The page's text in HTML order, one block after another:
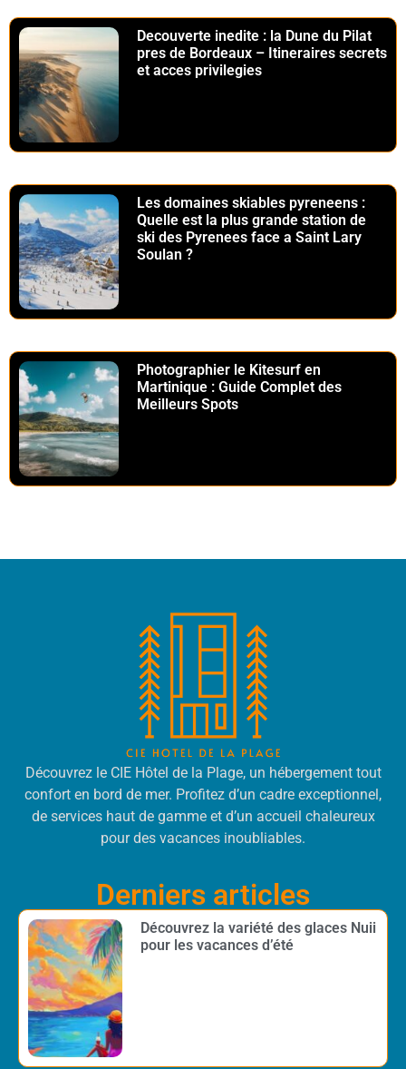
Decouverte inedite : la Dune du Pilat
pres de Bordeaux – Itineraires secrets
et acces privilegies
Les domaines skiables pyreneens :
Quelle est la plus grande station de
ski des Pyrenees face a Saint Lary
Soulan ?
Photographier le Kitesurf en
Martinique : Guide Complet des
Meilleurs Spots
Découvrez le CIE Hôtel de la Plage, un hébergement tout
confort en bord de mer. Profitez d’un cadre exceptionnel,
de services haut de gamme et d’un accueil chaleureux
pour des vacances inoubliables.
Derniers articles
Découvrez la variété des glaces Nuii
pour les vacances d’été